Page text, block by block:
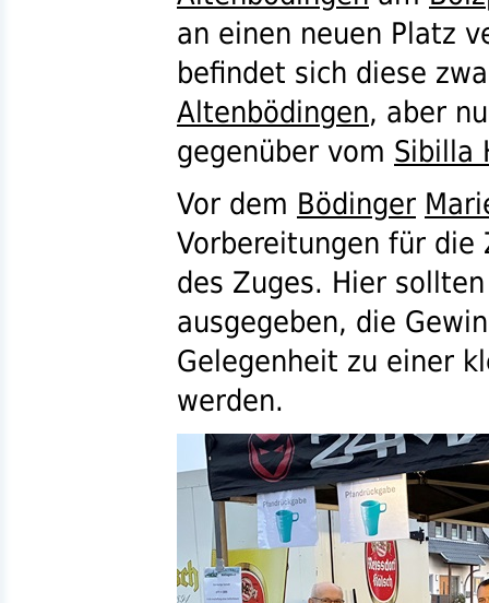
an einen neuen Platz
befindet sich diese
Altenbödingen, aber
gegenüber vom Sibilla
Vor dem Bödinger
Vorbereitungen für die
des Zuges. Hier
ausgegeben, die
Gelegenheit zu einer
werden.